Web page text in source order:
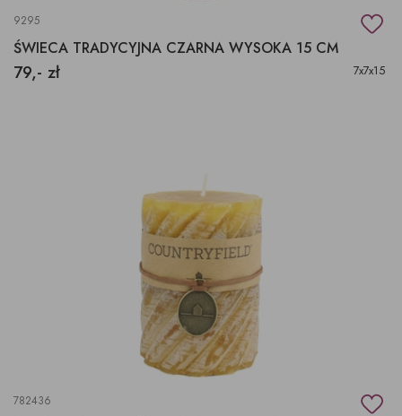
9295
ŚWIECA TRADYCYJNA CZARNA WYSOKA 15 CM
79,- zł 7x7x15
782436